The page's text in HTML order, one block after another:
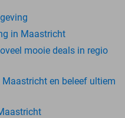
in Maastricht
mooie deals in regio
en beleef ultiem